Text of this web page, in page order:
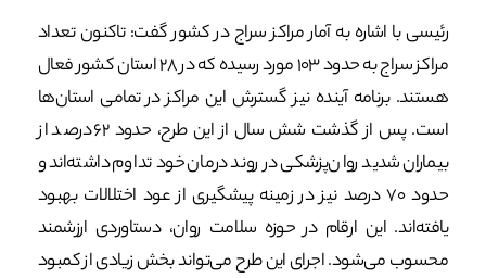
رئیسی با اشاره به آمار مراکز سراج در کشور گفت: تاکنون تعداد
مراکز سراج به حدود ۱۰۳ مورد رسیده که در ۲۸ استان کشور فعال
هستند. برنامه آینده نیز گسترش این مراکز در تمامی استان‌ها
است. پس از گذشت شش سال از این طرح، حدود ۶۲ درصد از
بیماران شدید روان‌پزشکی در روند درمان خود تداوم داشته‌اند و
حدود ۷۰ درصد نیز در زمینه پیشگیری از عود اختلالات بهبود
یافته‌اند. این ارقام در حوزه سلامت روان، دستاوردی ارزشمند
محسوب می‌شود. اجرای این طرح می‌تواند بخش زیادی از کمبود